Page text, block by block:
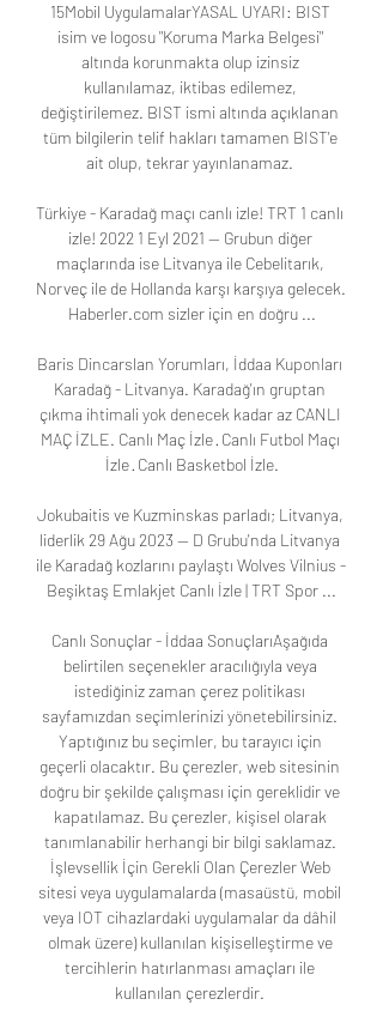
15Mobil UygulamalarYASAL UYARI: BIST
isim ve logosu "Koruma Marka Belgesi"
altında korunmakta olup izinsiz
kullanılamaz, iktibas edilemez,
değiştirilemez. BIST ismi altında açıklanan
tüm bilgilerin telif hakları tamamen BIST'e
ait olup, tekrar yayınlanamaz.
Türkiye - Karadağ maçı canlı izle! TRT 1 canlı
izle! 2022 1 Eyl 2021 — Grubun diğer
maçlarında ise Litvanya ile Cebelitarık,
Norveç ile de Hollanda karşı karşıya gelecek.
Haberler.com sizler için en doğru ...
Baris Dincarslan Yorumları, İddaa Kuponları
Karadağ - Litvanya. Karadağ'ın gruptan
çıkma ihtimali yok denecek kadar az CANLI
MAÇ İZLE. Canlı Maç İzle · Canlı Futbol Maçı
İzle · Canlı Basketbol İzle.
Jokubaitis ve Kuzminskas parladı; Litvanya,
liderlik 29 Ağu 2023 — D Grubu'nda Litvanya
ile Karadağ kozlarını paylaştı Wolves Vilnius -
Beşiktaş Emlakjet Canlı İzle | TRT Spor ...
Canlı Sonuçlar - İddaa SonuçlarıAşağıda
belirtilen seçenekler aracılığıyla veya
istediğiniz zaman çerez politikası
sayfamızdan seçimlerinizi yönetebilirsiniz.
Yaptığınız bu seçimler, bu tarayıcı için
geçerli olacaktır. Bu çerezler, web sitesinin
doğru bir şekilde çalışması için gereklidir ve
kapatılamaz. Bu çerezler, kişisel olarak
tanımlanabilir herhangi bir bilgi saklamaz.
İşlevsellik İçin Gerekli Olan Çerezler Web
sitesi veya uygulamalarda (masaüstü, mobil
veya IOT cihazlardaki uygulamalar da dâhil
olmak üzere) kullanılan kişiselleştirme ve
tercihlerin hatırlanması amaçları ile
kullanılan çerezlerdir.